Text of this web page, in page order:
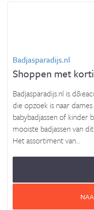
Badjasparadijs.nl
Shoppen met
Badjasparadijs.nl is
die opzoek is naar
babybadjassen of kinder
mooiste badjassen van
Het assortiment van...